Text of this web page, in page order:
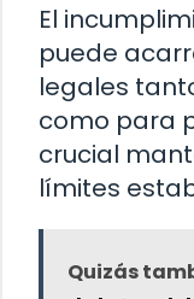
El
puede
legales
como para
crucial
límites
Quizás